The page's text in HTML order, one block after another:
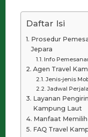
Daftar Isi
Prosedur
Jepara
Info
Agen Travel
Jenis-jenis
Jadwal
Layanan
Kampung Laut
Manfaat Memilih
FAQ Travel